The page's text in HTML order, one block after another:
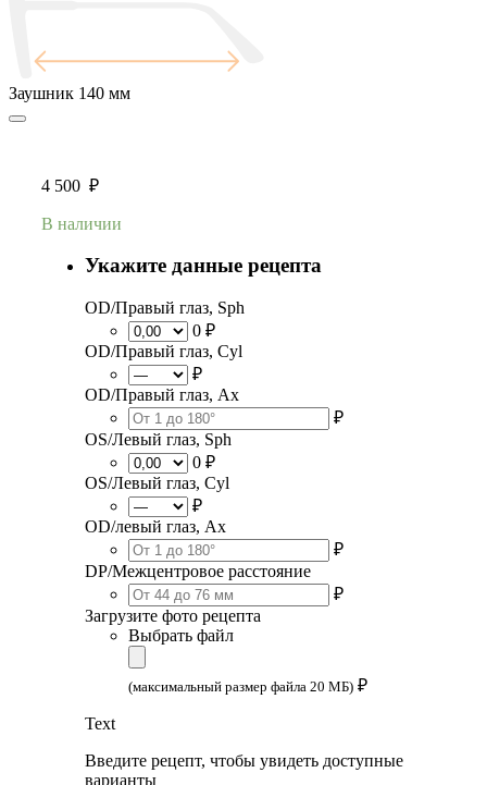
Заушник 140 мм
4 500 ₽
В наличии
Укажите данные рецепта
OD/Правый глаз, Sph
0 ₽
OD/Правый глаз, Cyl
₽
OD/Правый глаз, Ax
₽
OS/Левый глаз, Sph
0 ₽
OS/Левый глаз, Cyl
₽
OD/левый глаз, Ax
₽
DP/Межцентровое расстояние
₽
Загрузите фото рецепта
Выбрать файл
(максимальный размер файла 20 МБ) ₽
Text
Введите рецепт, чтобы увидеть доступные
варианты